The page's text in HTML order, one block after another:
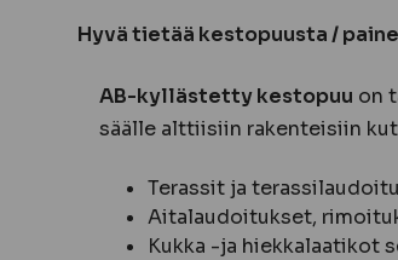
Hyvä tietää kestopuusta /
AB-kyllästetty kestopuu on
säälle alttiisiin rakenteisiin
Terassit ja
Aitalaudoitukset,
Kukka -ja hiekkalaatikot